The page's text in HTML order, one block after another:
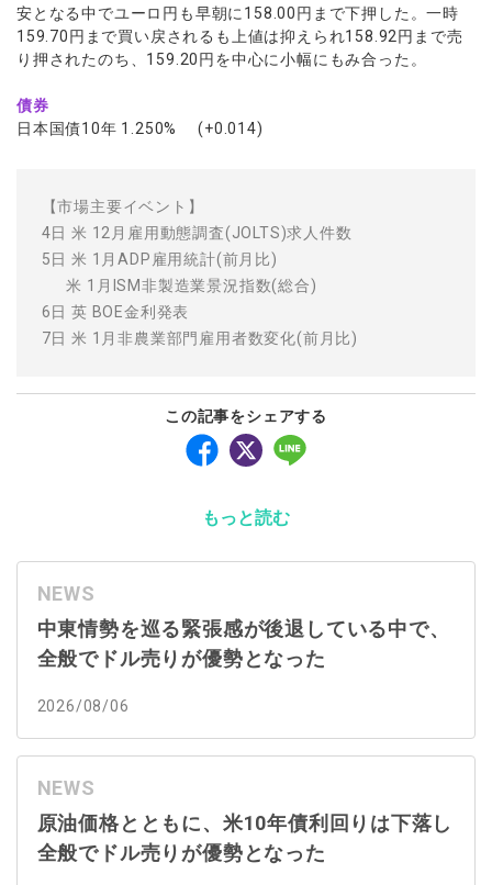
安となる中でユーロ円も早朝に158.00円まで下押した。一時
159.70円まで買い戻されるも上値は抑えられ158.92円まで売
り押されたのち、159.20円を中心に小幅にもみ合った。
債券
日本国債10年 1.250% (+0.014)
【市場主要イベント】
4日 米 12月雇用動態調査(JOLTS)求人件数
5日 米 1月ADP雇用統計(前月比)
米 1月ISM非製造業景況指数(総合)
6日 英 BOE金利発表
7日 米 1月非農業部門雇用者数変化(前月比)
この記事をシェアする
もっと読む
NEWS
中東情勢を巡る緊張感が後退している中で、
全般でドル売りが優勢となった
2026/08/06
NEWS
原油価格とともに、米10年債利回りは下落し
全般でドル売りが優勢となった